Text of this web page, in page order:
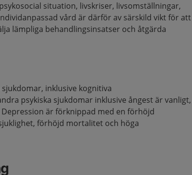
situation, livskriser, livsomställningar,
vård är därför av särskild vikt för att
lämpliga behandlingsinsatser och åtgärda
inklusive kognitiva
psykiska sjukdomar inklusive ångest är vanligt,
är förknippad med en förhöjd
förhöjd mortalitet och höga